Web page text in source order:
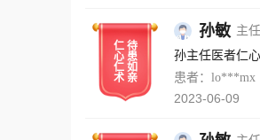
仁
心
仁
术
待
患
如
亲
孙敏 主
孙主任医者仁
患者：lo***mx
2023-06-09